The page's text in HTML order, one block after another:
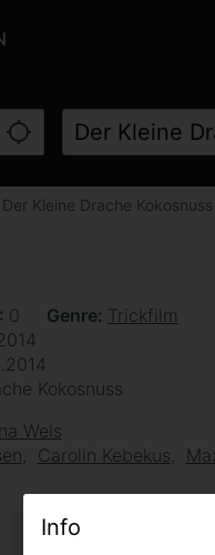
Der Kleine Drache Kokosnuss
0 Genre Trickfilm
Kokosnuss
Wels
Carolin Kebekus
Info